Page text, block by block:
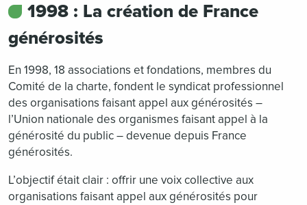
1998 : La création de France
générosités
En 1998, 18 associations et fondations, membres du
Comité de la charte, fondent le syndicat professionnel
des organisations faisant appel aux générosités –
l’Union nationale des organismes faisant appel à la
générosité du public – devenue depuis France
générosités.
L’objectif était clair : offrir une voix collective aux
organisations faisant appel aux générosités pour